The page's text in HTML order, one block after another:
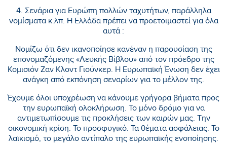
4. Σενάρια για Ευρώπη πολλών ταχυτήτων, παράλληλα
νομίσματα κ.λπ. Η Ελλάδα πρέπει να προετοιμαστεί για όλα
αυτά :
Νομίζω ότι δεν ικανοποίησε κανέναν η παρουσίαση της
επονομαζόμενης «Λευκής Βίβλου» από τον πρόεδρο της
Κομισιόν Ζαν Κλοντ Γιούνκερ. Η Ευρωπαϊκή Ένωση δεν έχει
ανάγκη από εκπόνηση σεναρίων για το μέλλον της.
Έχουμε όλοι υποχρέωση να κάνουμε γρήγορα βήματα προς
την ευρωπαϊκή ολοκλήρωση. Το μόνο δρόμο για να
αντιμετωπίσουμε τις προκλήσεις των καιρών μας. Την
οικονομική κρίση. Το προσφυγικό. Τα θέματα ασφάλειας. Το
λαϊκισμό, το μεγάλο αντίπαλο της ευρωπαϊκής ενοποίησης.